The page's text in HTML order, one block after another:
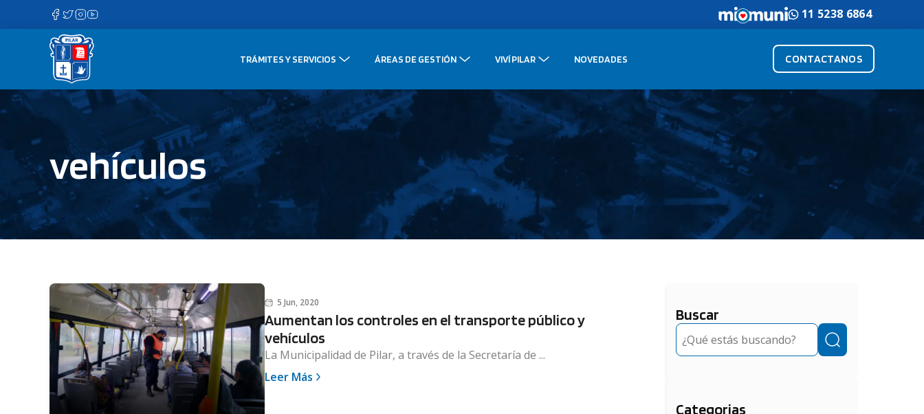
contenido
11 5238 6864
TRÁMITES Y SERVICIOS ÁREAS DE GESTIÓN VIVÍ PILAR NOVEDADES CONTACTANOS
vehículos
5 Jun, 2020
Aumentan los controles en el transporte público y
vehículos
La Municipalidad de Pilar, a través de la Secretaría de ...
Leer Más
Buscar
Buscar
Categorias